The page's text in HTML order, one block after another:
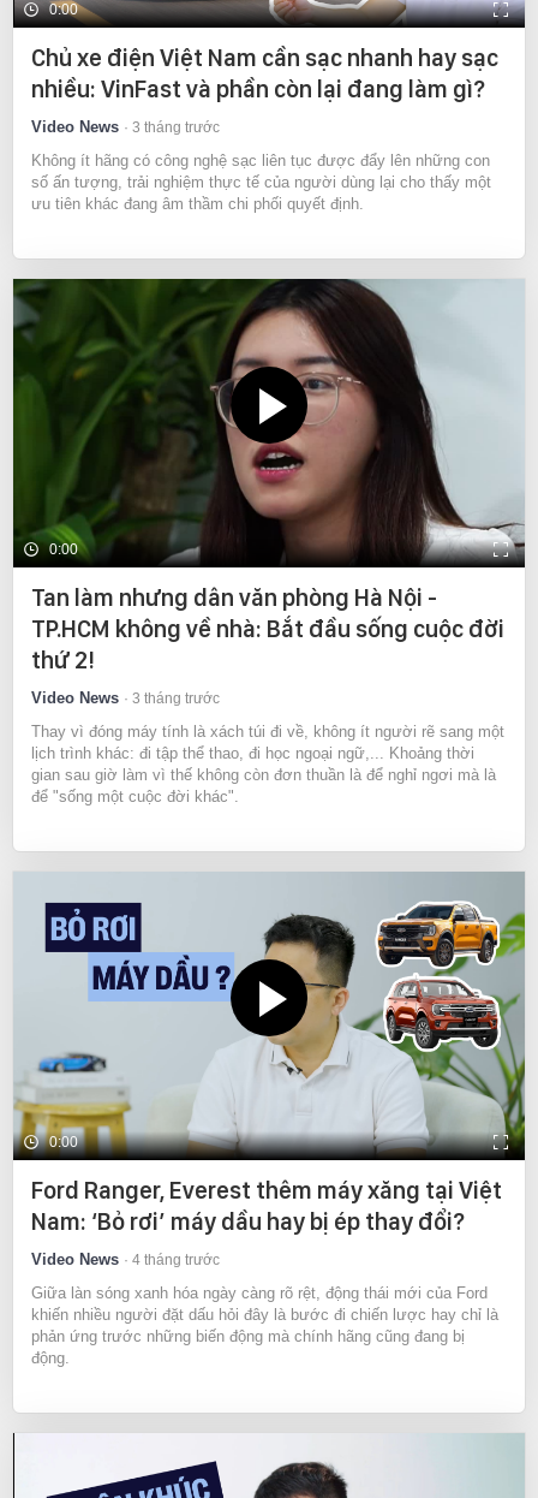
0:00
Chủ xe điện Việt Nam cần sạc nhanh hay sạc
nhiều: VinFast và phần còn lại đang làm gì?
Video News 3 tháng trước
Không ít hãng có công nghệ sạc liên tục được đẩy lên những con
số ấn tượng, trải nghiệm thực tế của người dùng lại cho thấy một
ưu tiên khác đang âm thầm chi phối quyết định.
0:00
Tan làm nhưng dân văn phòng Hà Nội -
TP.HCM không về nhà: Bắt đầu sống cuộc đời
thứ 2!
Video News 3 tháng trước
Thay vì đóng máy tính là xách túi đi về, không ít người rẽ sang một
lịch trình khác: đi tập thể thao, đi học ngoại ngữ,... Khoảng thời
gian sau giờ làm vì thế không còn đơn thuần là để nghỉ ngơi mà là
để "sống một cuộc đời khác".
0:00
Ford Ranger, Everest thêm máy xăng tại Việt
Nam: ‘Bỏ rơi’ máy dầu hay bị ép thay đổi?
Video News 4 tháng trước
Giữa làn sóng xanh hóa ngày càng rõ rệt, động thái mới của Ford
khiến nhiều người đặt dấu hỏi đây là bước đi chiến lược hay chỉ là
phản ứng trước những biến động mà chính hãng cũng đang bị
động.